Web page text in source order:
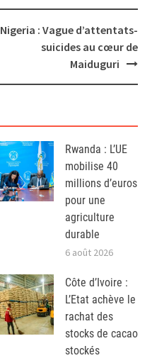
Nigeria : Vague d’attentats-
suicides au cœur de
Maiduguri
Rwanda : L’UE
mobilise 40
millions d’euros
pour une
agriculture
durable
6 août 2026
Côte d’Ivoire :
L’Etat achève le
rachat des
stocks de cacao
stockés